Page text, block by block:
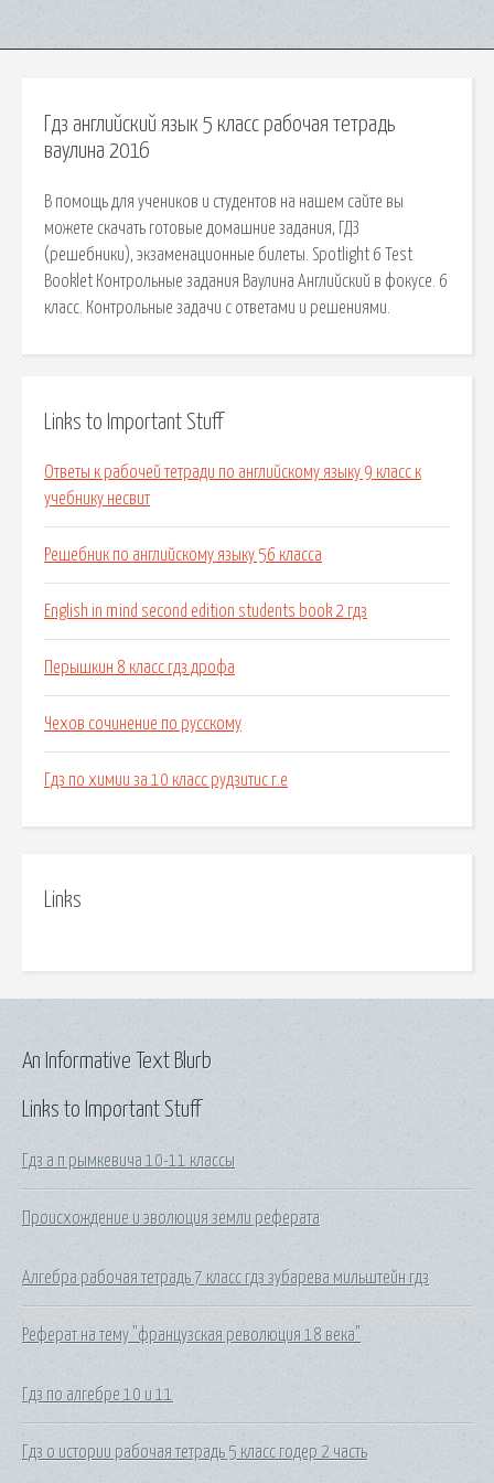
Гдз английский язык 5 класс рабочая тетрадь
ваулина 2016
В помощь для учеников и студентов на нашем сайте вы
можете скачать готовые домашние задания, ГДЗ
(решебники), экзаменационные билеты. Spotlight 6 Test
Booklet Контрольные задания Ваулина Английский в фокусе. 6
класс. Контрольные задачи с ответами и решениями.
Links to Important Stuff
Ответы к рабочей тетради по английскому языку 9 класс к
учебнику несвит
Решебник по английскому языку 56 класса
English in mind second edition students book 2 гдз
Перышкин 8 класс гдз дрофа
Чехов сочинение по русскому
Гдз по химии за 10 класс рудзитис г.е
Links
Links to Important Stuff
Гдз a п рымкевича 10-11 классы
Происхождение и эволюция земли реферата
Алгебра рабочая тетрадь 7 класс гдз зубарева мильштейн гдз
Реферат на тему "французская революция 18 века"
Гдз по алгебре 10 и 11
Гдз о истории рабочая тетрадь 5 класс годер 2 часть
An Informative Text Blurb